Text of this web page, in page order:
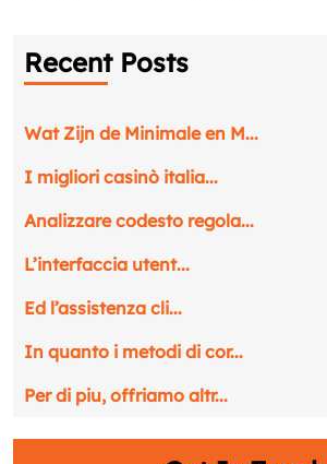
Recent Posts
Wat Zijn de Minimale en M...
I migliori casinò italia...
Analizzare codesto regola...
L’interfaccia utent...
Ed l’assistenza cli...
In quanto i metodi di cor...
Per di piu, offriamo altr...